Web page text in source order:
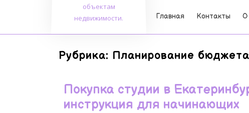
объектам
недвижимости.
Главная Контакты О
Рубрика: Планирование бюджета
Покупка студии в
инструкция для начинающих